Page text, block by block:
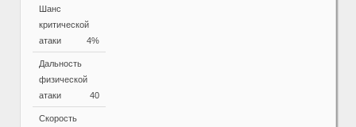
Шанс
критической
атаки
4%
Дальность
физической
атаки
40
Скорость